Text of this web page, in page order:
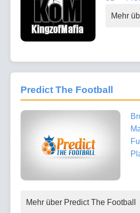
Mehr
Predict The Football
Mehr über Predict The Football